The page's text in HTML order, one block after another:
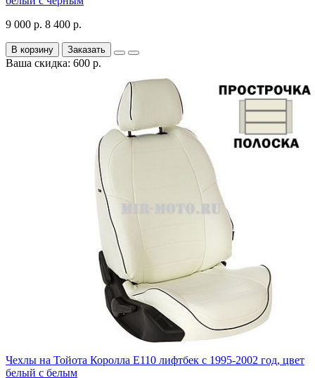
9 000 р. 8 400 р.
В корзину Заказать
Ваша скидка: 600 р.
Чехлы на Тойота Королла Е110 лифтбек с 1995-2002 год, цвет
белый с белым